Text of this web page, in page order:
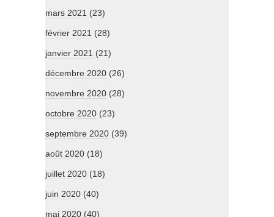
mars 2021 (23)
février 2021 (28)
janvier 2021 (21)
décembre 2020 (26)
novembre 2020 (28)
octobre 2020 (23)
septembre 2020 (39)
août 2020 (18)
juillet 2020 (18)
juin 2020 (40)
mai 2020 (40)